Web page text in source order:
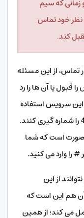
زمانی که سیم
نظر خود تماس
کند.
تماس، از این مسئله
قبول یا آن ها را رد
این سرویس استفاده
نمایند و تنها کافی است کد دستوری 444 را شماره گیری کنند.
است که شما
از این
هم این است که
می کند؛ از همین